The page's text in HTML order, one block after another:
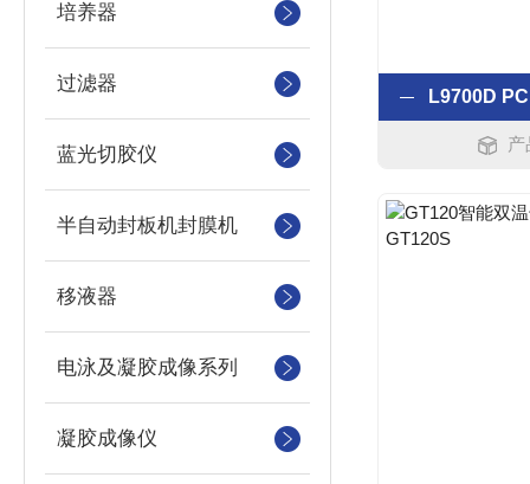
培养器
过滤器
蓝光切胶仪
半自动封板机封膜机
移液器
电泳及凝胶成像系列
凝胶成像仪
产